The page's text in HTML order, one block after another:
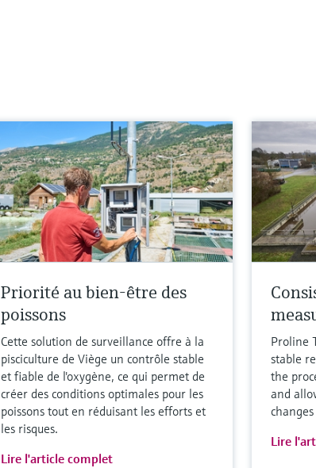
Priorité au bien-être des
poissons
Cette solution de surveillance offre à la
pisciculture de Viège un contrôle stable
et fiable de l'oxygène, ce qui permet de
créer des conditions optimales pour les
poissons tout en réduisant les efforts et
les risques.
Lire l'article complet
Proline
stable
the
and
Lire